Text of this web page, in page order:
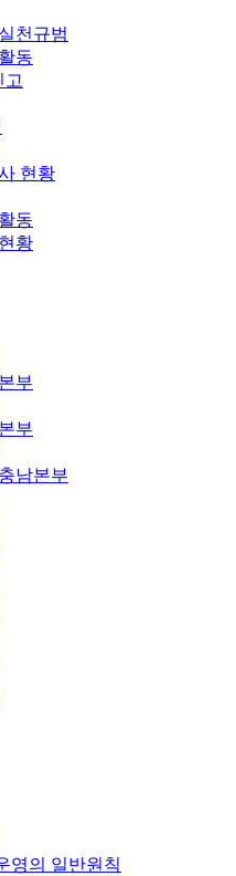
천규범
동
고
현황
동
황
부
부
남본부
영의 일반원칙